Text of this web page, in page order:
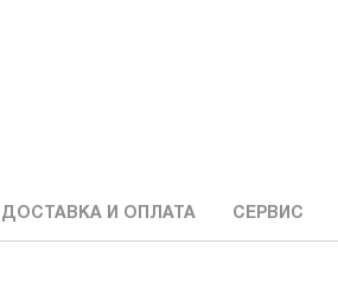
ДОСТАВКА И ОПЛАТА СЕРВИС